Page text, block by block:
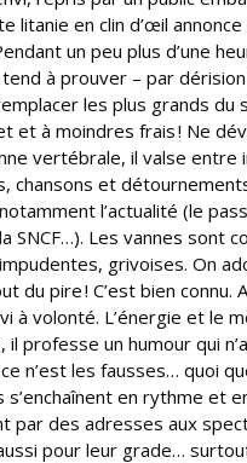
litanie en clin d’œil
un peu plus d’une
à prouver – par
les plus grands du
et à moindres frais ! Ne
vertébrale, il valse entre
chansons et
l’actualité (le
SNCF…). Les vannes sont
grivoises. On
du pire ! C’est bien connu.
à volonté. L’énergie et le
il professe un humour qui
n’est les fausses… quoi
en rythme et
par des adresses aux
pour leur grade…